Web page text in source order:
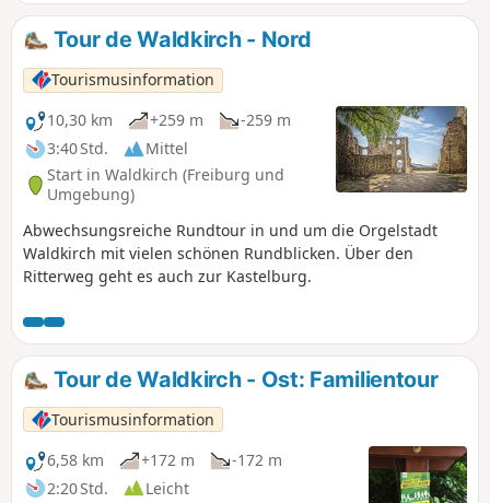
Tour de Waldkirch - Nord
Tourismusinformation
10,30 km
+259 m
-259 m
3:40 Std.
Mittel
Start in Waldkirch (Freiburg und
Umgebung)
Abwechsungsreiche Rundtour in und um die Orgelstadt
Waldkirch mit vielen schönen Rundblicken. Über den
Ritterweg geht es auch zur Kastelburg.
Tour de Waldkirch - Ost: Familientour
Tourismusinformation
6,58 km
+172 m
-172 m
2:20 Std.
Leicht